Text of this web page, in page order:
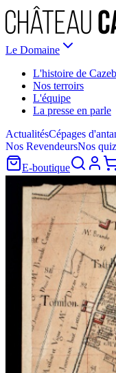
Le Domaine
L'histoire de
Nos terroirs
L'équipe
La presse en parle
ActualitésCépages
Nos RevendeursNos
E-boutique